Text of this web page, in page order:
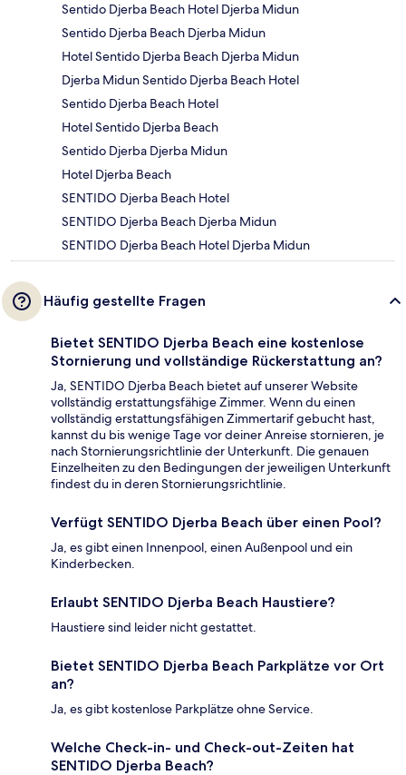
Sentido Djerba Beach Hotel Djerba Midun
Sentido Djerba Beach Djerba Midun
Hotel Sentido Djerba Beach Djerba Midun
Djerba Midun Sentido Djerba Beach Hotel
Sentido Djerba Beach Hotel
Hotel Sentido Djerba Beach
Sentido Djerba Djerba Midun
Hotel Djerba Beach
SENTIDO Djerba Beach Hotel
SENTIDO Djerba Beach Djerba Midun
SENTIDO Djerba Beach Hotel Djerba Midun
Häufig gestellte Fragen
Bietet SENTIDO Djerba Beach eine kostenlose
Stornierung und vollständige Rückerstattung an?
Ja, SENTIDO Djerba Beach bietet auf unserer Website
vollständig erstattungsfähige Zimmer. Wenn du einen
vollständig erstattungsfähigen Zimmertarif gebucht hast,
kannst du bis wenige Tage vor deiner Anreise stornieren, je
nach Stornierungsrichtlinie der Unterkunft. Die genauen
Einzelheiten zu den Bedingungen der jeweiligen Unterkunft
findest du in deren Stornierungsrichtlinie.
Verfügt SENTIDO Djerba Beach über einen Pool?
Ja, es gibt einen Innenpool, einen Außenpool und ein
Kinderbecken.
Erlaubt SENTIDO Djerba Beach Haustiere?
Haustiere sind leider nicht gestattet.
Bietet SENTIDO Djerba Beach Parkplätze vor Ort
an?
Ja, es gibt kostenlose Parkplätze ohne Service.
Welche Check-in- und Check-out-Zeiten hat
SENTIDO Djerba Beach?